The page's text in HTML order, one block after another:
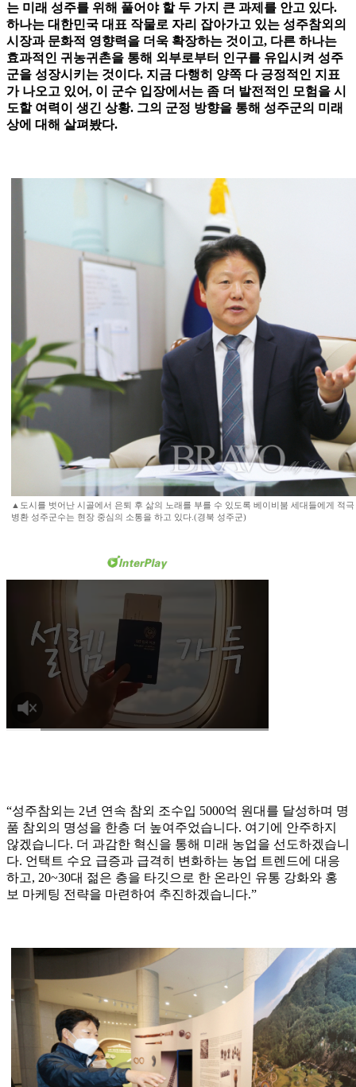
는 미래 성주를 위해 풀어야 할 두 가지 큰 과제를 안고 있다.
하나는 대한민국 대표 작물로 자리 잡아가고 있는 성주참외의
시장과 문화적 영향력을 더욱 확장하는 것이고, 다른 하나는
효과적인 귀농귀촌을 통해 외부로부터 인구를 유입시켜 성주
군을 성장시키는 것이다. 지금 다행히 양쪽 다 긍정적인 지표
가 나오고 있어, 이 군수 입장에서는 좀 더 발전적인 모험을 시
도할 여력이 생긴 상황. 그의 군정 방향을 통해 성주군의 미래
상에 대해 살펴봤다.
▲도시를 벗어난 시골에서 은퇴 후 삶의 노래를 부를 수 있도록 베이비붐 세대들에게 적
병환 성주군수는 현장 중심의 소통을 하고 있다.(경북 성주군)
“성주참외는 2년 연속 참외 조수입 5000억 원대를 달성하며 명
품 참외의 명성을 한층 더 높여주었습니다. 여기에 안주하지
않겠습니다. 더 과감한 혁신을 통해 미래 농업을 선도하겠습니
다. 언택트 수요 급증과 급격히 변화하는 농업 트렌드에 대응
하고, 20~30대 젊은 층을 타깃으로 한 온라인 유통 강화와 홍
보 마케팅 전략을 마련하여 추진하겠습니다.”